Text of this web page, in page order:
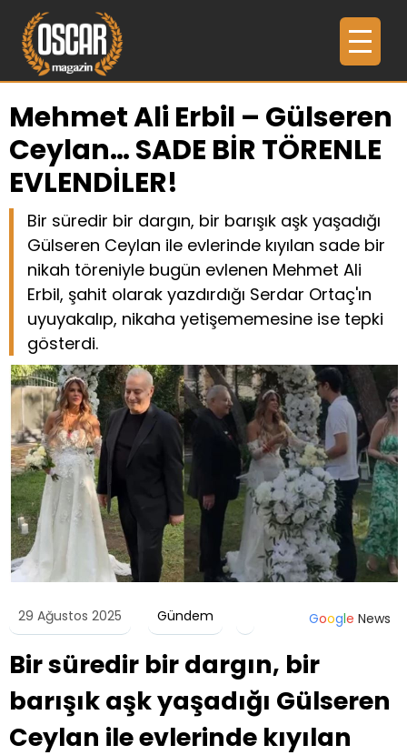
Mehmet Ali Erbil – Gülseren
Ceylan… SADE BİR TÖRENLE
EVLENDİLER!
Bir süredir bir dargın, bir barışık aşk yaşadığı
Gülseren Ceylan ile evlerinde kıyılan sade bir
nikah töreniyle bugün evlenen Mehmet Ali
Erbil, şahit olarak yazdırdığı Serdar Ortaç'ın
uyuyakalıp, nikaha yetişememesine ise tepki
gösterdi.
29 Ağustos 2025 Gündem Google News
Bir süredir bir dargın, bir
barışık aşk yaşadığı Gülseren
Ceylan ile evlerinde kıyılan